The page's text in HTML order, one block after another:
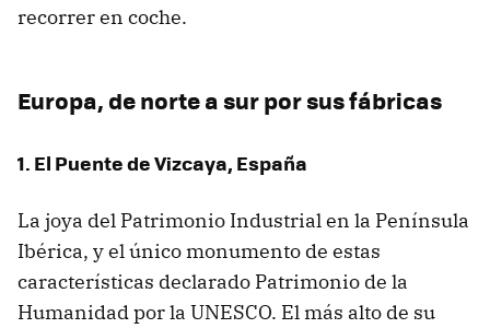
recorrer en coche.
Europa, de norte a sur por sus fábricas
1. El Puente de Vizcaya, España
La joya del Patrimonio Industrial en la Península
Ibérica, y el único monumento de estas
características declarado Patrimonio de la
Humanidad por la UNESCO. El más alto de su